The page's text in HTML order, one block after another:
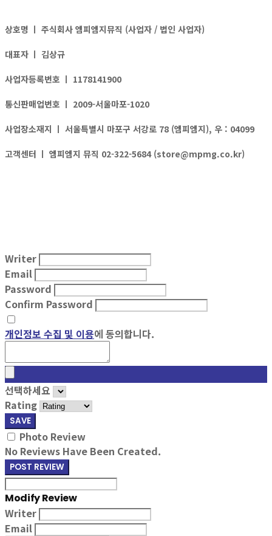
상호명 ㅣ 주식회사 엠피엠지뮤직 (사업자 / 법인 사업자)
대표자 ㅣ 김상규
사업자등록번호 ㅣ 1178141900
통신판매업번호 ㅣ 2009-서울마포-1020
사업장소재지 ㅣ 서울특별시 마포구 서강로 78 (엠피엠지), 우 : 04099
고객센터 ㅣ 엠피엠지 뮤직 02-322-5684 (store@mpmg.co.kr)
Writer
Email
Password
Confirm Password
개인정보 수집 및 이용에 동의합니다.
선택하세요
Rating
SAVE
Photo Review
No Reviews Have Been Created.
POST REVIEW
Modify Review
Writer
Email